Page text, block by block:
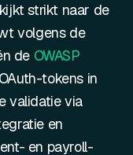
strikt naar de
volgens de
de OWASP
tokens in
validatie via
en
en payroll-